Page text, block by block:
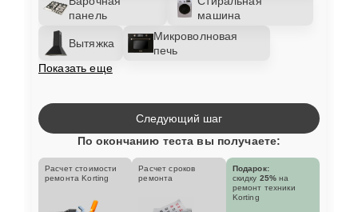
панель
машина
Вытяжка
Микроволновая
печь
Показать еще
Следующий шаг
По окончанию теста вы получаете:
Расчет стоимости
ремонта Korting
Расчет сроков
ремонта
Подарок:
скидку 25% на
ремонт техники
Korting